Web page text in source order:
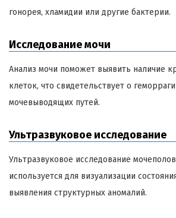
гонорея, хламидии или другие бактерии.
Исследование мочи
Анализ мочи поможет выявить наличие
клеток, что свидетельствует о
мочевыводящих путей.
Ультразвуковое исследование
Ультразвуковое исследование
используется для визуализации
выявления структурных аномалий.